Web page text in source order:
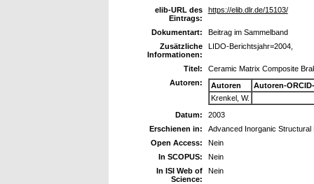
elib-URL des
Eintrags:
https://elib.dlr.de/15103/
Dokumentart:
Beitrag im Sammelband
Zusätzliche
Informationen:
LIDO-Berichtsjahr=2004,
Titel:
Ceramic Matrix Composite
Autoren:
Autoren
Autoren-
Krenkel, W.
Datum:
2003
Erschienen in:
Advanced Inorganic Structural
Open Access:
Nein
In SCOPUS:
Nein
In ISI Web of
Science:
Nein